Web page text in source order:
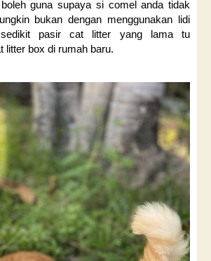
guna supaya si comel anda tidak
bukan dengan menggunakan lidi
pasir cat litter yang lama tu
litter box di rumah baru.